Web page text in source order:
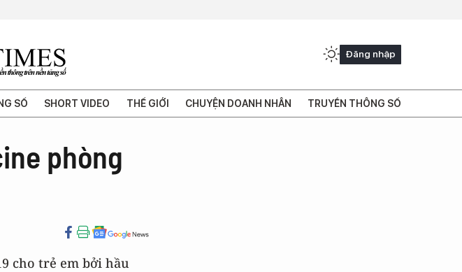
Đăng nhập
SỐ SHORT VIDEO THẾ GIỚI CHUYỆN DOANH NHÂN TRUYỀN THÔNG SỐ
phòng
cho trẻ em bởi hầu